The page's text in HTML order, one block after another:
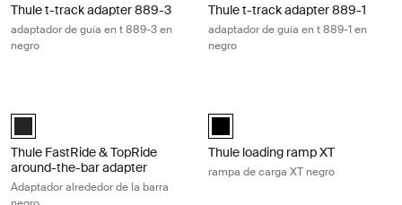
Thule t-track adapter 889-3
adaptador de guía en t 889-3 en
negro
Thule t-track adapter 889-1
adaptador de guía en t 889-1 en
negro
Black (selected)
Thule FastRide & TopRide
around-the-bar adapter
Adaptador alrededor de la barra
Thule loading ramp XT black
Thule loading ramp XT
rampa de carga XT negro